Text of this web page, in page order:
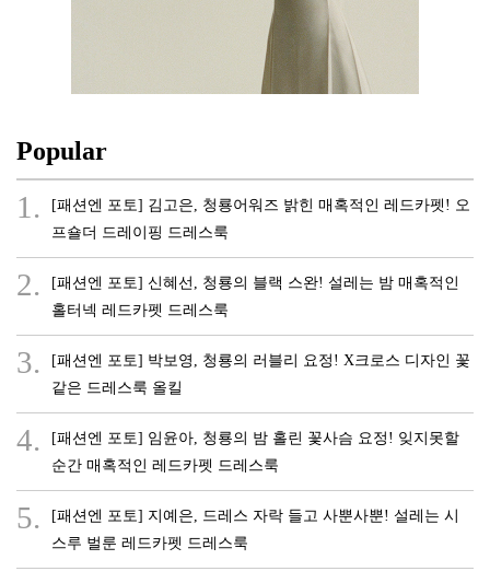
Popular
1.
[패션엔 포토] 김고은, 청룡어워즈 밝힌 매혹적인 레드카펫! 오
프숄더 드레이핑 드레스룩
2.
[패션엔 포토] 신혜선, 청룡의 블랙 스완! 설레는 밤 매혹적인
홀터넥 레드카펫 드레스룩
3.
[패션엔 포토] 박보영, 청룡의 러블리 요정! X크로스 디자인 꽃
같은 드레스룩 올킬
4.
[패션엔 포토] 임윤아, 청룡의 밤 홀린 꽃사슴 요정! 잊지못할
순간 매혹적인 레드카펫 드레스룩
5.
[패션엔 포토] 지예은, 드레스 자락 들고 사뿐사뿐! 설레는 시
스루 벌룬 레드카펫 드레스룩